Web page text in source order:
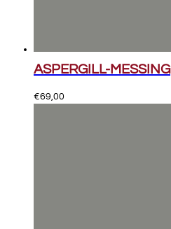
ASPERGILL-MESSING
€69,00